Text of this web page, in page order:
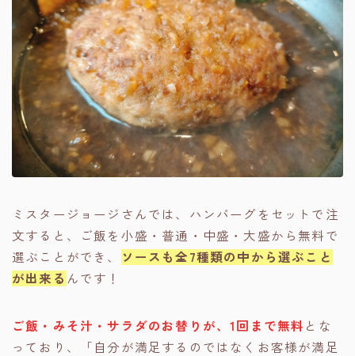
ミスタージョージさんでは、ハンバーグをセットで注
文すると、ご飯を小盛・普通・中盛・大盛から無料で
選ぶことができ、
ソースも全7種類の中から選ぶこと
が出来る んです！
ご飯・みそ汁・サラダのお替りが、1回まで無料 とな
っており、「自分が満足するのではなくお客様が満足